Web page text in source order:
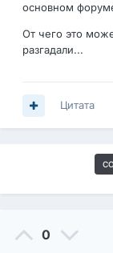
основном
От чего это
разгадали...
Цитата
0